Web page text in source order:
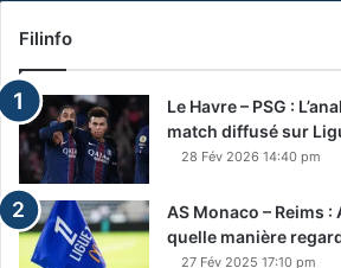
Filinfo
Le Havre – PSG :
match diffusé sur
28 Fév 2026 14:40 pm
AS Monaco – Reims
quelle manière
27 Fév 2025 17:10 pm